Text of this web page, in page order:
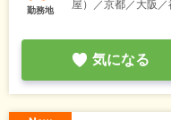
勤務地
屋）／京都／大阪
気になる